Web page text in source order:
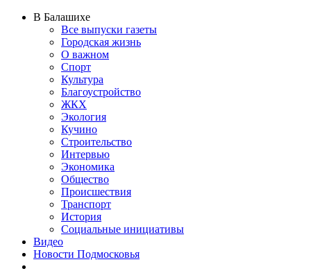
В Балашихе
Все выпуски газеты
Городская жизнь
О важном
Спорт
Культура
Благоустройство
ЖКХ
Экология
Кучино
Строительство
Интервью
Экономика
Общество
Происшествия
Транспорт
История
Социальные инициативы
Видео
Новости Подмосковья